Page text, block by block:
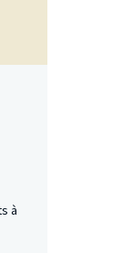
à